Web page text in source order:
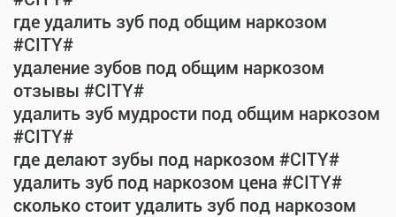
где удалить зуб под общим наркозом
#CITY#
удаление зубов под общим наркозом
отзывы #CITY#
удалить зуб мудрости под общим наркозом
#CITY#
где делают зубы под наркозом #CITY#
удалить зуб под наркозом цена #CITY#
сколько стоит удалить зуб под наркозом